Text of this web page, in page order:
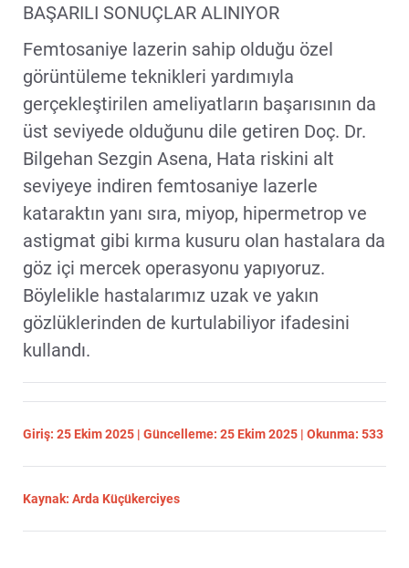
BAŞARILI SONUÇLAR ALINIYOR
Femtosaniye lazerin sahip olduğu özel
görüntüleme teknikleri yardımıyla
gerçekleştirilen ameliyatların başarısının da
üst seviyede olduğunu dile getiren Doç. Dr.
Bilgehan Sezgin Asena, Hata riskini alt
seviyeye indiren femtosaniye lazerle
kataraktın yanı sıra, miyop, hipermetrop ve
astigmat gibi kırma kusuru olan hastalara da
göz içi mercek operasyonu yapıyoruz.
Böylelikle hastalarımız uzak ve yakın
gözlüklerinden de kurtulabiliyor ifadesini
kullandı.
Giriş: 25 Ekim 2025 | Güncelleme: 25 Ekim 2025 | Okunma: 533
Kaynak: Arda Küçükerciyes